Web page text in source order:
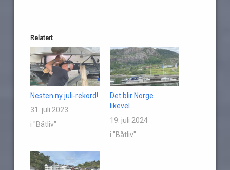
Relatert
Nesten ny juli-rekord!
31. juli 2023
i "Båtliv"
Det blir Norge
likevel…
19. juli 2024
i "Båtliv"